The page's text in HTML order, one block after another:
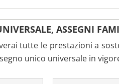
ASSEGNI
tutte le prestazioni a
unico universale in